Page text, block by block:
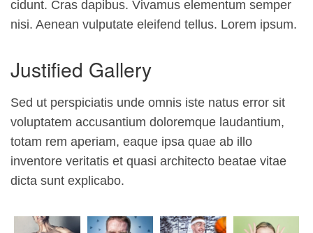
cidunt. Cras dapibus. Vivamus elementum semper
nisi. Aenean vulputate eleifend tellus. Lorem ipsum.
Justified Gallery
Sed ut perspiciatis unde omnis iste natus error sit
voluptatem accusantium doloremque laudantium,
totam rem aperiam, eaque ipsa quae ab illo
inventore veritatis et quasi architecto beatae vitae
dicta sunt explicabo.